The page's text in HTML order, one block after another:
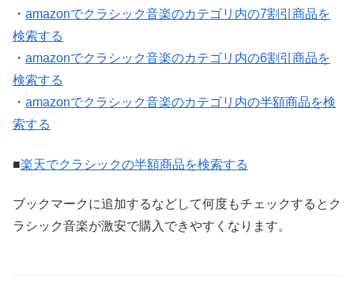
・ amazonでクラシック音楽のカテゴリ内の7割引商品を
検索する
・ amazonでクラシック音楽のカテゴリ内の6割引商品を
検索する
・ amazonでクラシック音楽のカテゴリ内の半額商品を検
索する
■楽天でクラシックの半額商品を検索する
ブックマークに追加するなどして何度もチェックするとク
ラシック音楽が激安で購入できやすくなります。